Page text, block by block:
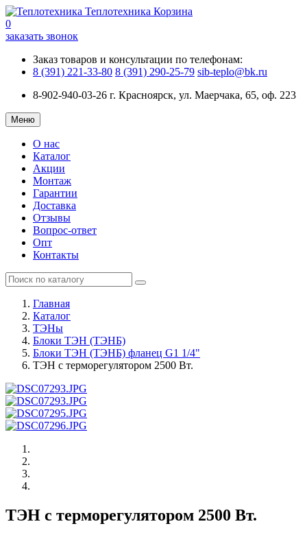
Теплотехника Корзина
0
заказать звонок
Заказ товаров и консультации по телефонам:
8 (391) 221-33-80 8 (391) 290-25-79 sib-teplo@bk.ru
8-902-940-03-26 г. Красноярск, ул. Маерчака, 65, оф. 223
Меню
О нас
Каталог
Акции
Монтаж
Гарантии
Доставка
Отзывы
Вопрос-ответ
Опт
Контакты
Главная
Каталог
ТЭНы
Блоки ТЭН (ТЭНБ)
Блоки ТЭН (ТЭНБ) фланец G1 1/4"
ТЭН c терморегулятором 2500 Вт.
ТЭН c терморегулятором 2500 Вт.